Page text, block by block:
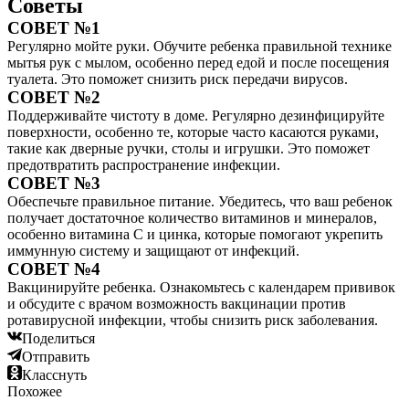
Советы
СОВЕТ №1
Регулярно мойте руки. Обучите ребенка правильной технике
мытья рук с мылом, особенно перед едой и после посещения
туалета. Это поможет снизить риск передачи вирусов.
СОВЕТ №2
Поддерживайте чистоту в доме. Регулярно дезинфицируйте
поверхности, особенно те, которые часто касаются руками,
такие как дверные ручки, столы и игрушки. Это поможет
предотвратить распространение инфекции.
СОВЕТ №3
Обеспечьте правильное питание. Убедитесь, что ваш ребенок
получает достаточное количество витаминов и минералов,
особенно витамина C и цинка, которые помогают укрепить
иммунную систему и защищают от инфекций.
СОВЕТ №4
Вакцинируйте ребенка. Ознакомьтесь с календарем прививок
и обсудите с врачом возможность вакцинации против
ротавирусной инфекции, чтобы снизить риск заболевания.
Поделиться
Отправить
Класснуть
Похожее